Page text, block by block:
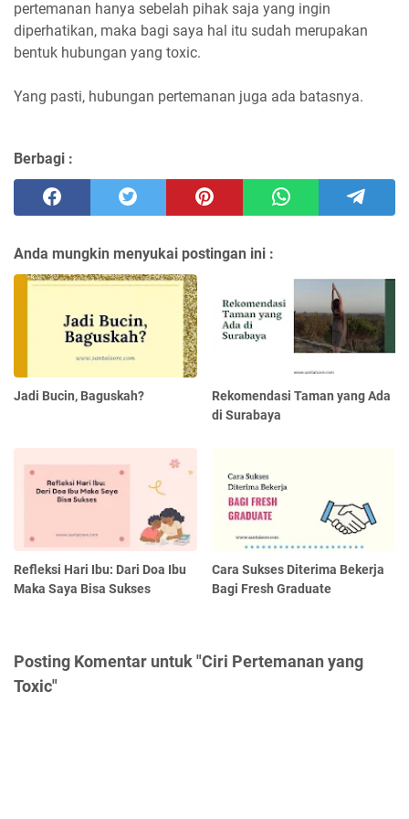
pertemanan hanya sebelah pihak saja yang ingin
diperhatikan, maka bagi saya hal itu sudah merupakan
bentuk hubungan yang toxic.
Yang pasti, hubungan pertemanan juga ada batasnya.
Berbagi :
Anda mungkin menyukai postingan ini :
Jadi Bucin, Baguskah?
Rekomendasi Taman yang Ada
di Surabaya
Refleksi Hari Ibu: Dari Doa Ibu
Maka Saya Bisa Sukses
Cara Sukses Diterima Bekerja
Bagi Fresh Graduate
Posting Komentar untuk "Ciri Pertemanan yang
Toxic"